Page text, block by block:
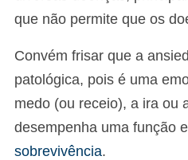
que não permite que os
Convém frisar que a
patológica, pois é uma
medo (ou receio), a ira ou
desempenha uma função
sobrevivência.